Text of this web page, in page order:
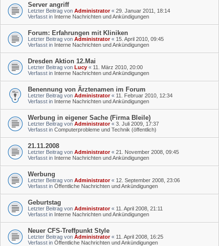
Server angriff
Letzter Beitrag von Administrator« 29. Januar 2011, 18:14
Verfasst in Interne Nachrichten und Ankündigungen
Forum: Erfahrungen mit Kliniken
Letzter Beitrag von Administrator« 15. April 2010, 09:45
Verfasst in Interne Nachrichten und Ankündigungen
Dresden Aktion 12.Mai
Letzter Beitrag von Lucy « 11. März 2010, 20:00
Verfasst in Interne Nachrichten und Ankündigungen
Benennung von Ärztenamen im Forum
Letzter Beitrag von Administrator« 11. Februar 2010, 12:34
Verfasst in Interne Nachrichten und Ankündigungen
Werbung in eigener Sache (Firma Bleile)
Letzter Beitrag von Administrator« 3. Juli 2009, 17:37
Verfasst in Computerprobleme und Technik (öffentlich)
21.11.2008
Letzter Beitrag von Administrator« 21. November 2008, 09:45
Verfasst in Interne Nachrichten und Ankündigungen
Werbung
Letzter Beitrag von Administrator« 12. September 2008, 23:06
Verfasst in Öffentliche Nachrichten und Ankündigungen
Geburtstag
Letzter Beitrag von Administrator« 11. April 2008, 21:11
Verfasst in Interne Nachrichten und Ankündigungen
Neuer CFS-Treffpunkt Style
Letzter Beitrag von Administrator« 11. April 2008, 16:25
Verfasst in Öffentliche Nachrichten und Ankündigungen